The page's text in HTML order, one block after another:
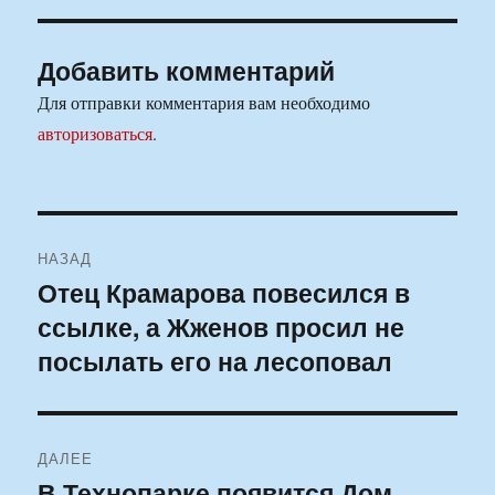
Добавить комментарий
Для отправки комментария вам необходимо
авторизоваться.
по
записям
НАЗАД
Предыдущая
запись:
Отец Крамарова повесился в
ссылке, а Жженов просил не
посылать его на лесоповал
ДАЛЕЕ